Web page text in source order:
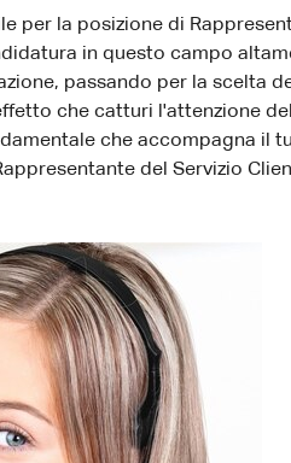
la posizione di
in questo campo
passando per la scelta
che catturi l'attenzione
che accompagna il
del Servizio